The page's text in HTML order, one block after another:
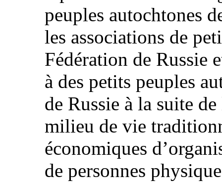
peuples autochtones
les associations de
Fédération de Russie
à des petits peuples
de Russie à la suite
milieu de vie
économiques
de personnes